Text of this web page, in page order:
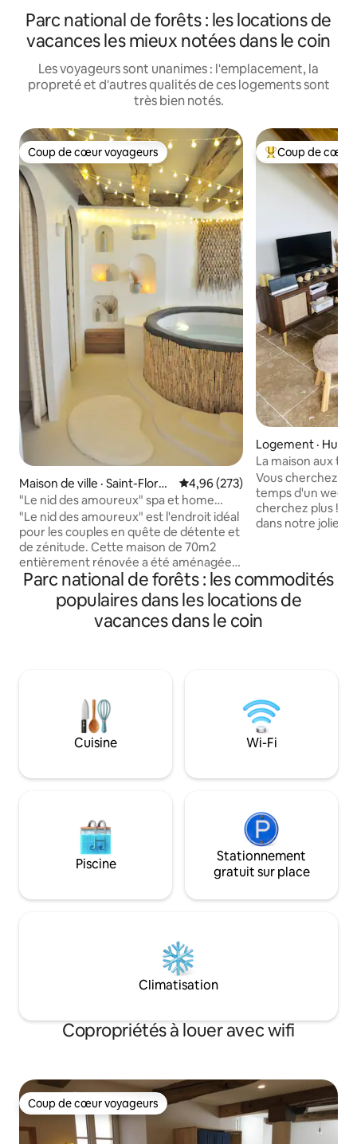
Parc national de forêts : les locations de
vacances les mieux notées dans le coin
Les voyageurs sont unanimes : l'emplacement, la
propreté et d'autres qualités de ces logements sont
très bien notés.
Coup de cœur voyageurs
Coup de cœur voyageurs
Maison de ville · Saint-Floren
tin
Note moyenne de 4,96 sur 5,
4,96 (273)
"Le nid des amoureux" spa et home
cinéma 3*
"Le nid des amoureux" est l'endroit idéal
pour les couples en quête de détente et
de zénitude. Cette maison de 70m2
entièrement rénovée a été aménagée
et décorée dans des teintes et des
matières naturelles par une déco
addicte. Ce cocon douillet est l'endroit
idéal pour se retrouver à deux et passer
telles que le béton ciré, lin, coton bio..
Coup de cœur
Coup de cœur
Logement ·
nay
La maison aux
minutes
Vous cherchez à
temps d'un
cherchez plus !
dans notre jolie
architecture
remparts et la
son histoire,
lumières de
d'autres choses
Parc national de forêts : les commodités
populaires dans les locations de
vacances dans le coin
Cuisine Wi-Fi
Piscine
Stationnement
gratuit sur place
Climatisation
Copropriétés à louer avec wifi
Coup de cœur voyageurs
Coup de cœur voyageurs